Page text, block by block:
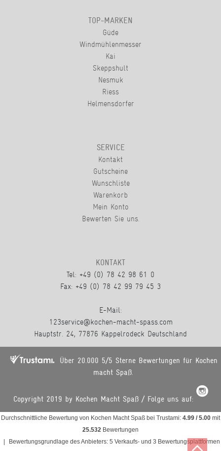
TOP-MARKEN
Güde
Windmühlenmesser
Kai
Skeppshult
Nesmuk
Riess
Helmensdorfer
SERVICE
Kontakt
Gutscheine
Wunschliste
Warenkorb
Mein Konto
Bewerten Sie uns.
KONTAKT
Tel: +49 (0) 78 42 98 61 0
Fax: +49 (0) 78 42 99 79 45 3
E-Mail:
123service@kochen-macht-spass.com
Hauptstr. 24, 77876 Kappelrodeck Deutschland
Über 20.000 5/5 Sterne Bewertungen für Kochen
macht Spaß.
Copyright 2019 by Kochen Macht Spaß / Folge uns auf:
Durchschnittliche Bewertung von Kochen Macht Spaß bei Trustami: 4.99 / 5.00 mit
25.532 Bewertungen
Bewertungsgrundlage des Anbieters: 5 Verkaufs- und 3 Bewertungsplattformen